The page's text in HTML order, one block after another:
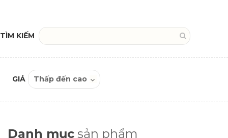
TÌM KIẾM
GIÁ
Danh mục sản phẩm